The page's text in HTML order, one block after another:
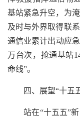
基站紧急升空，为
及时与外界取得联
通信业累计出动应
万台次，抢通基站
命线”。
四、展望“十五五
站在“十五五”新